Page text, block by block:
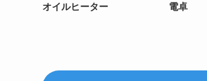
オイルヒーター 電卓